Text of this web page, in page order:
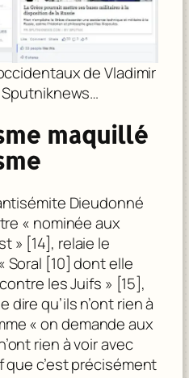
de Vladimir
maquillé
Dieudonné
« nominée aux
» [14], relaie le
Soral [10] dont elle
les Juifs » [15],
dire qu’ils n’ont rien à
« on demande aux
rien à voir avec
que c’est précisément